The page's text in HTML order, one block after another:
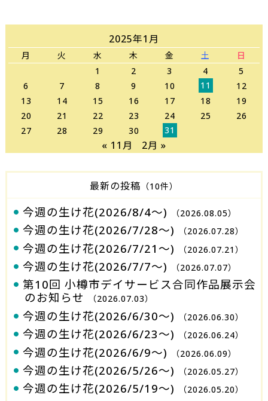
2025年1月
月 火 水 木 金 土
日
1
2 3 4
5
6
7 8 9 10 11
12
13
14 15 16 17 18
19
20
21 22 23 24 25
26
27
28 29 30 31
« 11月 2月 »
最新の投稿 （10件）
今週の生け花(2026/8/4～) （2026.08.05）
今週の生け花(2026/7/28～) （2026.07.28）
今週の生け花(2026/7/21～) （2026.07.21）
今週の生け花(2026/7/7～) （2026.07.07）
第10回 小樽市デイサービス合同作品展示会
のお知らせ
（2026.07.03）
今週の生け花(2026/6/30～) （2026.06.30）
今週の生け花(2026/6/23～) （2026.06.24）
今週の生け花(2026/6/9～) （2026.06.09）
今週の生け花(2026/5/26～) （2026.05.27）
今週の生け花(2026/5/19～) （2026.05.20）